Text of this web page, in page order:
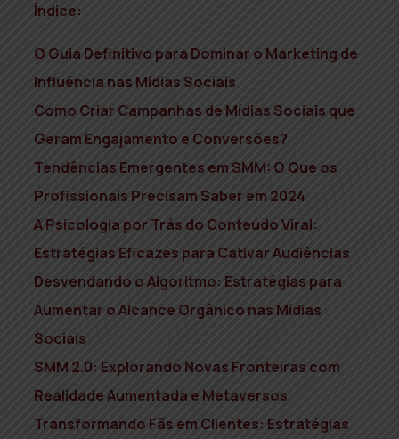
Índice:
O Guia Definitivo para Dominar o Marketing de
Influência nas Mídias Sociais
Como Criar Campanhas de Mídias Sociais que
Geram Engajamento e Conversões?
Tendências Emergentes em SMM: O Que os
Profissionais Precisam Saber em 2024
A Psicologia por Trás do Conteúdo Viral:
Estratégias Eficazes para Cativar Audiências
Desvendando o Algoritmo: Estratégias para
Aumentar o Alcance Orgânico nas Mídias
Sociais
SMM 2.0: Explorando Novas Fronteiras com
Realidade Aumentada e Metaversos
Transformando Fãs em Clientes: Estratégias